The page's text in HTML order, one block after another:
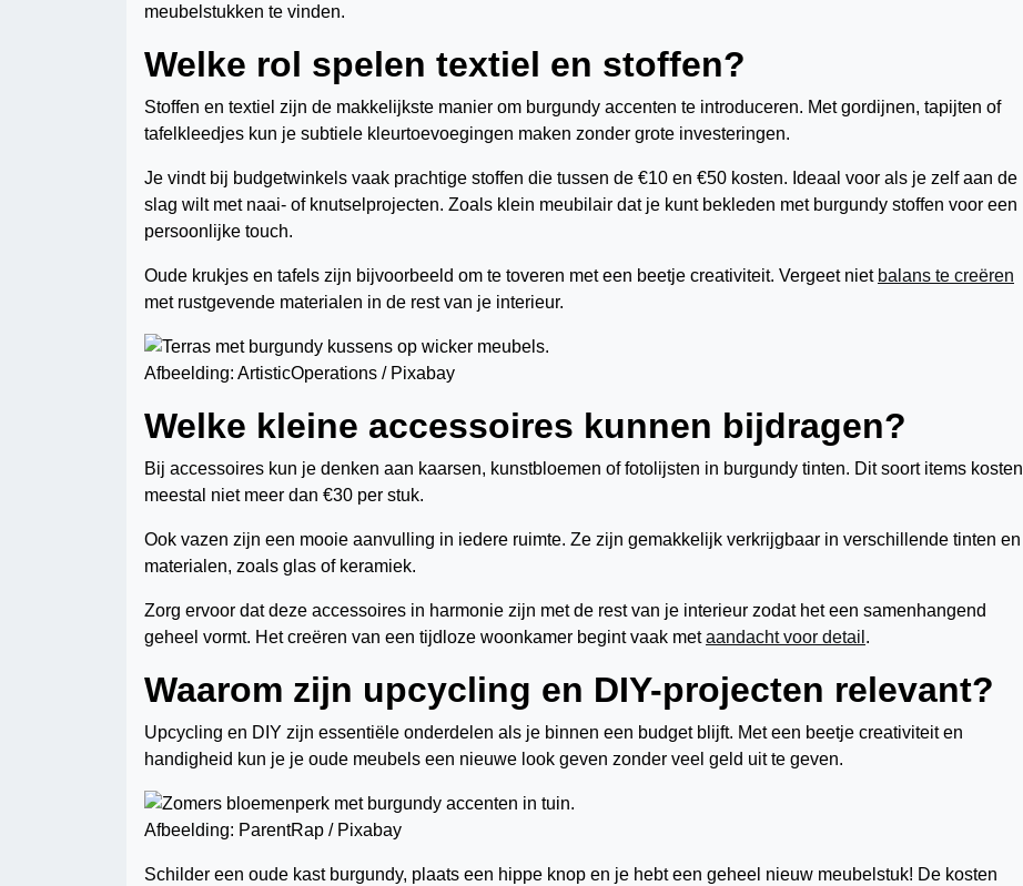
meubelstukken te vinden.
Welke rol spelen textiel en stoffen?
Stoffen en textiel zijn de makkelijkste manier om burgundy accenten te introduceren. Met gordijnen, tapijten of
tafelkleedjes kun je subtiele kleurtoevoegingen maken zonder grote investeringen.
Je vindt bij budgetwinkels vaak prachtige stoffen die tussen de €10 en €50 kosten. Ideaal voor als je zelf aan de
slag wilt met naai- of knutselprojecten. Zoals klein meubilair dat je kunt bekleden met burgundy stoffen voor een
persoonlijke touch.
Oude krukjes en tafels zijn bijvoorbeeld om te toveren met een beetje creativiteit. Vergeet niet balans te creëren
met rustgevende materialen in de rest van je interieur.
Afbeelding: ArtisticOperations / Pixabay
Welke kleine accessoires kunnen bijdragen?
Bij accessoires kun je denken aan kaarsen, kunstbloemen of fotolijsten in burgundy tinten. Dit soort items kosten
meestal niet meer dan €30 per stuk.
Ook vazen zijn een mooie aanvulling in iedere ruimte. Ze zijn gemakkelijk verkrijgbaar in verschillende tinten en
materialen, zoals glas of keramiek.
Zorg ervoor dat deze accessoires in harmonie zijn met de rest van je interieur zodat het een samenhangend
geheel vormt. Het creëren van een tijdloze woonkamer begint vaak metaandacht voor detail .
Waarom zijn upcycling en DIY-projecten relevant?
Upcycling en DIY zijn essentiële onderdelen als je binnen een budget blijft. Met een beetje creativiteit en
handigheid kun je je oude meubels een nieuwe look geven zonder veel geld uit te geven.
Afbeelding: ParentRap / Pixabay
Schilder een oude kast burgundy, plaats een hippe knop en je hebt een geheel nieuw meubelstuk! De kosten